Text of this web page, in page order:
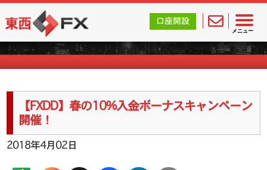
メニュー
東西FX｜海外FX会社（ブローカー）の無料口座開設サポ
口座開設
海外FXのキャンペーン情報
【FXDD】春の10%入金ボーナスキャンペーン
開催！
2018年4月02日